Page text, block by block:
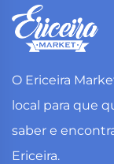
O Ericeira
local para que
saber e
Ericeira.